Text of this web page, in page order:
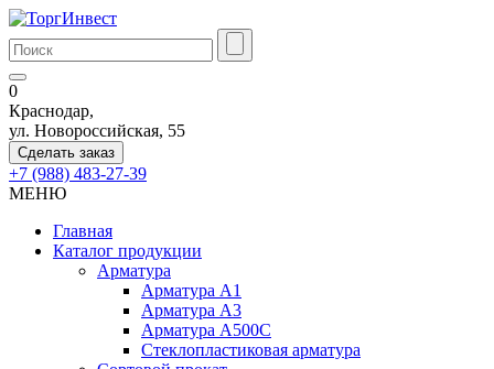
0
Краснодар,
ул. Новороссийская, 55
Сделать заказ
+7 (988) 483-27-39
МЕНЮ
Главная
Каталог продукции
Арматура
Арматура А1
Арматура А3
Арматура А500С
Стеклопластиковая арматура